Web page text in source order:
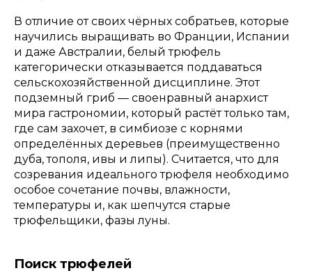
В отличие от своих чёрных собратьев, которые
научились выращивать во Франции, Испании
и даже Австралии, белый трюфель
категорически отказывается поддаваться
сельскохозяйственной дисциплине. Этот
подземный гриб — своенравный анархист
мира гастрономии, который растёт только там,
где сам захочет, в симбиозе с корнями
определённых деревьев (преимущественно
дуба, тополя, ивы и липы). Считается, что для
созревания идеального трюфеля необходимо
особое сочетание почвы, влажности,
температуры и, как шепчутся старые
трюфельщики, фазы луны.
Поиск трюфелей